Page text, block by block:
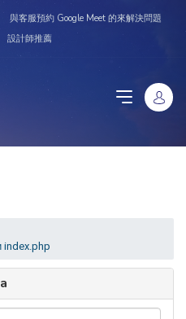
與客服預約 Google Meet 的來解決問題
設計師推薦
index.php